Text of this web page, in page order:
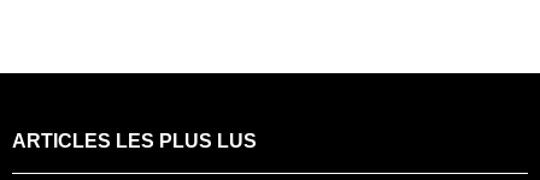
ARTICLES LES PLUS LUS